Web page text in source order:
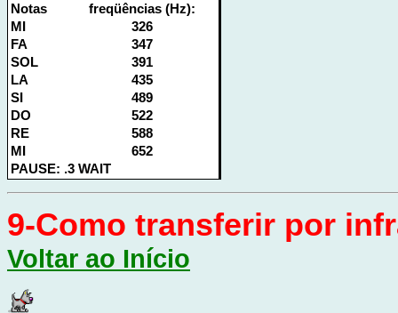
Notas freqüências (Hz):
MI
326
FA
347
SOL
391
LA
435
SI
489
DO
522
RE
588
MI
652
PAUSE: .3 WAIT
9-Como transferir por
Voltar ao Início